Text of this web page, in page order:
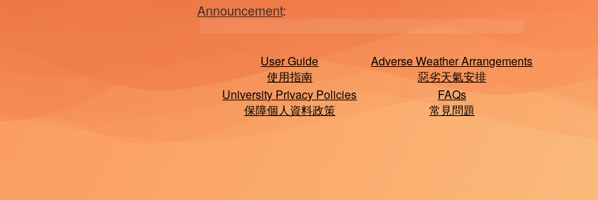
Announcement:
User Guide
使用指南
Adverse Weather Arrangements
惡劣天氣安排
University Privacy Policies
保障個人資料政策
FAQs
常見問題